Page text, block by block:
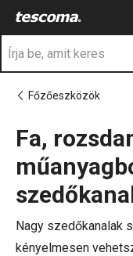
Főzőeszközök
Fa,
Nagy szedőkanalak
kényelmesen